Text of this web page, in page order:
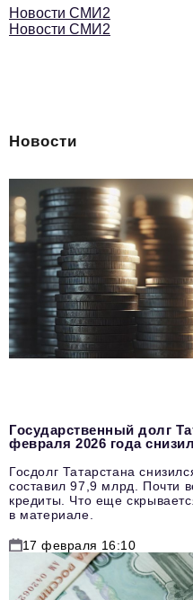
Новости СМИ2
Новости СМИ2
Новости
Государственный долг
февраля 2026 года
Госдолг Татарстана
составил 97,9 млрд. Почти
кредиты. Что еще
в материале.
17 февраля 16:10